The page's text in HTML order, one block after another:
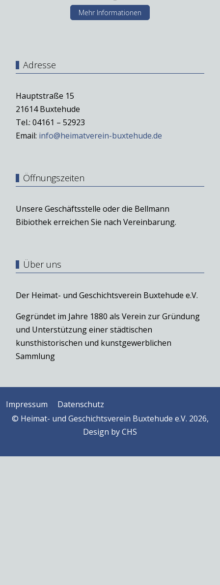
Mehr Informationen
Adresse
Hauptstraße 15
21614 Buxtehude
Tel.: 04161 – 52923
Email: info@heimatverein-buxtehude.de
Öffnungszeiten
Unsere Geschäftsstelle oder die Bellmann
Bibiothek erreichen Sie nach Vereinbarung.
Über uns
Der Heimat- und Geschichtsverein Buxtehude e.V.
Gegründet im Jahre 1880 als Verein zur Gründung
und Unterstützung einer städtischen
kunsthistorischen und kunstgewerblichen
Sammlung
Impressum
Datenschutz
© Heimat- und Geschichtsverein Buxtehude e.V. 2026,
Design byCHS